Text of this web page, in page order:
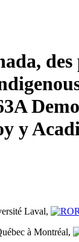
A
y
Laval,
à Montréal,